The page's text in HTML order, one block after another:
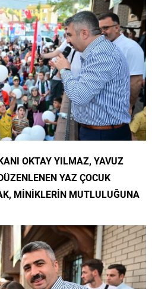
OKTAY YILMAZ, YAVUZ
YAZ ÇOCUK
MİNİKLERİN MUTLULUĞUNA